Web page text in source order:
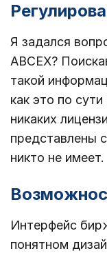
Я задался
ABCEX?
такой
как это по
никаких
представлены
никто не имеет.
Интерфейс
понятном